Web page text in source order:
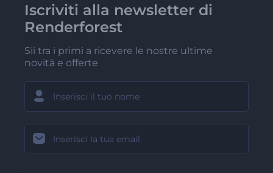
Iscriviti alla newsletter di
Renderforest
Sii tra i primi a ricevere le nostre ultime
novità e offerte